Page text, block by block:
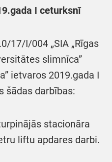
I ceturksnī
17/I/004 „SIA „Rīgas
slimnīca”
ietvaros 2019.gada I
šādas darbības:
stacionāra
liftu apdares darbi.